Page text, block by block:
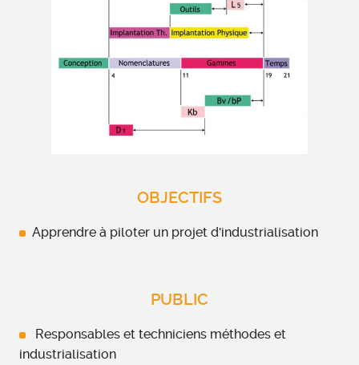
OBJECTIFS
Apprendre à piloter un projet d'industrialisation
PUBLIC
Responsables et techniciens méthodes et
industrialisation